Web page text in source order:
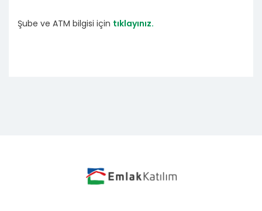
Şube ve ATM bilgisi için tıklayınız.